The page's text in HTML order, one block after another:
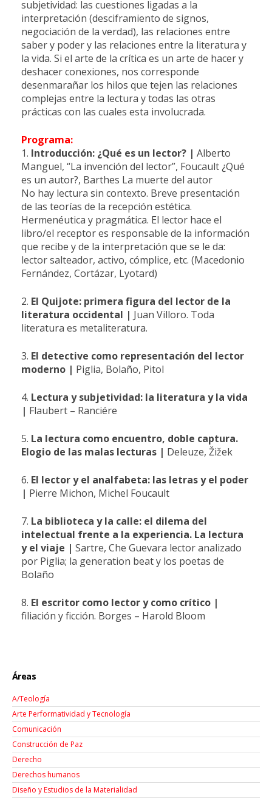
subjetividad: las cuestiones ligadas a la
interpretación (desciframiento de signos,
negociación de la verdad), las relaciones entre
saber y poder y las relaciones entre la literatura y
la vida. Si el arte de la crítica es un arte de hacer y
deshacer conexiones, nos corresponde
desenmarañar los hilos que tejen las relaciones
complejas entre la lectura y todas las otras
prácticas con las cuales esta involucrada.
Programa:
1. Introducción: ¿Qué es un lector? | Alberto
Manguel, “La invención del lector”, Foucault ¿Qué
es un autor?, Barthes La muerte del autor
No hay lectura sin contexto. Breve presentación
de las teorías de la recepción estética.
Hermenéutica y pragmática. El lector hace el
libro/el receptor es responsable de la información
que recibe y de la interpretación que se le da:
lector salteador, activo, cómplice, etc. (Macedonio
Fernández, Cortázar, Lyotard)
2. El Quijote: primera figura del lector de la
literatura occidental | Juan Villoro. Toda
literatura es metaliteratura.
3. El detective como representación del lector
moderno | Piglia, Bolaño, Pitol
4. Lectura y subjetividad: la literatura y la vida
| Flaubert – Ranciére
5. La lectura como encuentro, doble captura.
Elogio de las malas lecturas | Deleuze, Žižek
6. El lector y el analfabeta: las letras y el poder
| Pierre Michon, Michel Foucault
7. La biblioteca y la calle: el dilema del
intelectual frente a la experiencia. La lectura
y el viaje | Sartre, Che Guevara lector analizado
por Piglia; la generation beat y los poetas de
Bolaño
8. El escritor como lector y como crítico |
filiación y ficción. Borges – Harold Bloom
Áreas
A/Teología
Arte Performatividad y Tecnología
Comunicación
Construcción de Paz
Derecho
Derechos humanos
Diseño y Estudios de la Materialidad